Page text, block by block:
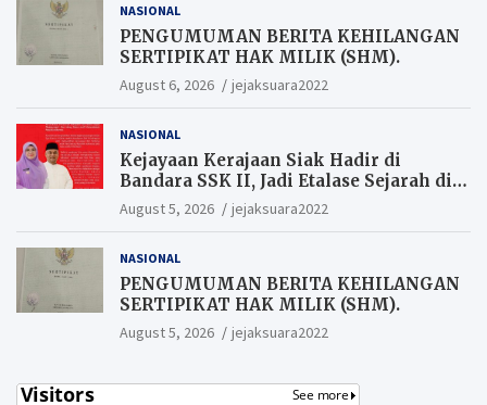
NASIONAL
PENGUMUMAN BERITA KEHILANGAN
SERTIPIKAT HAK MILIK (SHM).
August 6, 2026 jejaksuara2022
NASIONAL
Kejayaan Kerajaan Siak Hadir di
Bandara SSK II, Jadi Etalase Sejarah di
Gerbang Riau
August 5, 2026 jejaksuara2022
NASIONAL
PENGUMUMAN BERITA KEHILANGAN
SERTIPIKAT HAK MILIK (SHM).
August 5, 2026 jejaksuara2022